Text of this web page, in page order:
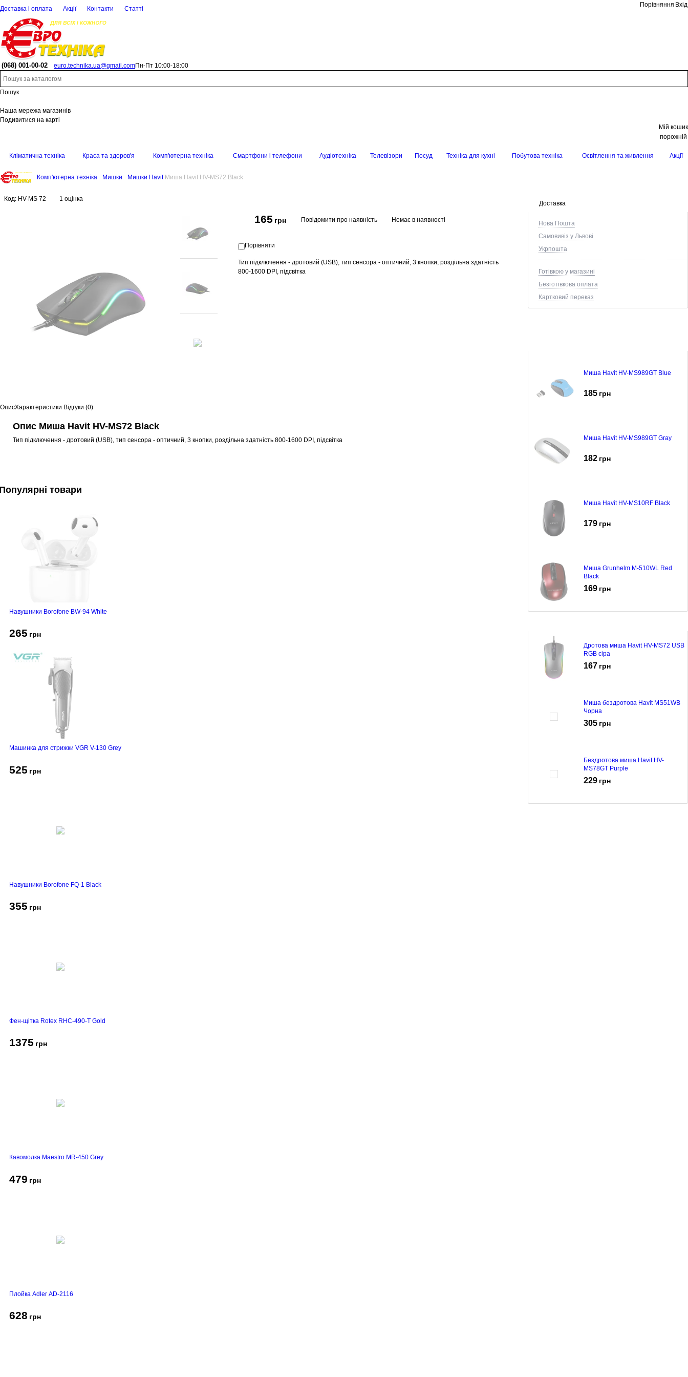
Доставка і оплата Акції Контакти Статті
Порівняння Вхід
(068) 001-00-02 euro.technika.ua@gmail.comПн-Пт 10:00-18:00
Пошук
Наша мережа магазинів
Подивитися на карті
Мій кошик
порожній
Кліматична техніка Краса та здоров'я Комп'ютерна техніка Смартфони і телефони Аудіотехніка Телевізори Посуд Техніка для кухні Побутова техніка Освітлення та живлення Акції
Комп'ютерна техніка Мишки Мишки Havit Миша Havit HV-MS72 Black
Доставка
Нова Пошта
Самовивіз у Львові
Укрпошта
Готівкою у магазині
Безготівкова оплата
Картковий переказ
Миша Havit HV-MS989GT Blue
185 грн
Миша Havit HV-MS989GT Gray
182 грн
Миша Havit HV-MS10RF Black
179 грн
Миша Grunhelm M-510WL Red
Black
169 грн
Дротова миша Havit HV-MS72 USB
RGB сіра
167 грн
Миша бездротова Havit MS51WB
Чорна
305 грн
Бездротова миша Havit HV-
MS78GT Purple
229 грн
Код: HV-MS 72 1 оцінка
165 грн Повідомити про наявність Немає в наявності
Порівняти
Тип підключення - дротовий (USB), тип сенсора - оптичний, 3 кнопки, роздільна здатність
800-1600 DPI, підсвітка
ОписХарактеристики Відгуки (0)
Опис Миша Havit HV-MS72 Black
Тип підключення - дротовий (USB), тип сенсора - оптичний, 3 кнопки, роздільна здатність 800-1600 DPI, підсвітка
товари
Навушники Borofone BW-94 White
265 грн
Машинка для стрижки VGR V-130 Grey
525 грн
Навушники Borofone FQ-1 Black
355 грн
Фен-щітка Rotex RHC-490-T Gold
1375 грн
Кавомолка Maestro MR-450 Grey
479 грн
Плойка Adler AD-2116
628 грн